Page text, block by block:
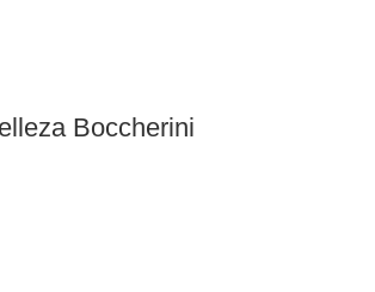
Boccherini